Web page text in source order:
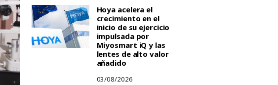
Hoya acelera el
crecimiento en el
inicio de su ejercicio
impulsada por
Miyosmart iQ y las
lentes de alto valor
añadido
03/08/2026